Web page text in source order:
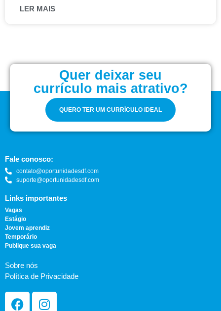
LER MAIS
Quer deixar seu
currículo mais atrativo?
QUERO TER UM CURRÍCULO IDEAL
Fale conosco:
contato@oportunidadesdf.com
suporte@oportunidadesdf.com
Links importantes
Vagas
Estágio
Jovem aprendiz
Temporário
Publique sua vaga
Sobre nós
Política de Privacidade